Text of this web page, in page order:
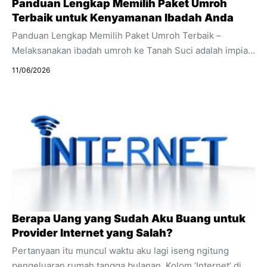
Panduan Lengkap Memilih Paket Umroh
Terbaik untuk Kenyamanan Ibadah Anda
Panduan Lengkap Memilih Paket Umroh Terbaik –
Melaksanakan ibadah umroh ke Tanah Suci adalah impian
dan kerinduan bagi setiap umat Muslim. Namun, di balik
tengah maraknya biro perjalanan saat ini, jamaah dituntut
untuk lebih cerdas dan teliti. Kesalahan dalam memilih
paket dan agen travel tidak hanya berisiko pada kerugian
finansial, tetapi juga bisa mengganggu kekhusyukan
11/06/2026
Berapa Uang yang Sudah Aku Buang untuk
Provider Internet yang Salah?
Pertanyaan itu muncul waktu aku lagi iseng ngitung